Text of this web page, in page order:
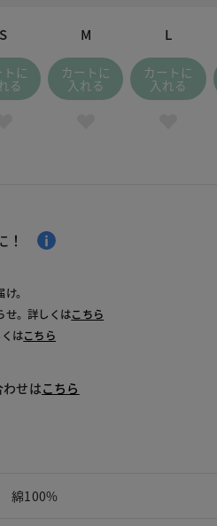
レッドｘネイビー
S
トに
る
M
カートに
入れる
L
カートに
入れる
。
せ。詳しくはこちら
はこちら
せはこちら
綿100%